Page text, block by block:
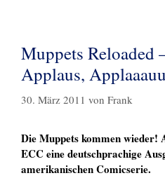
Muppets Reloaded
Applaus,
30. März 2011 von Frank
Die Muppets kommen
ECC eine deutschprachige
amerikanischen Comicserie.